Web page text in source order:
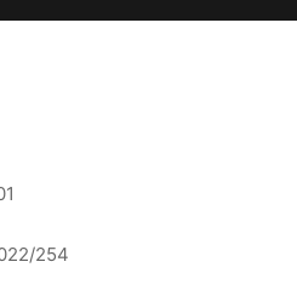
254